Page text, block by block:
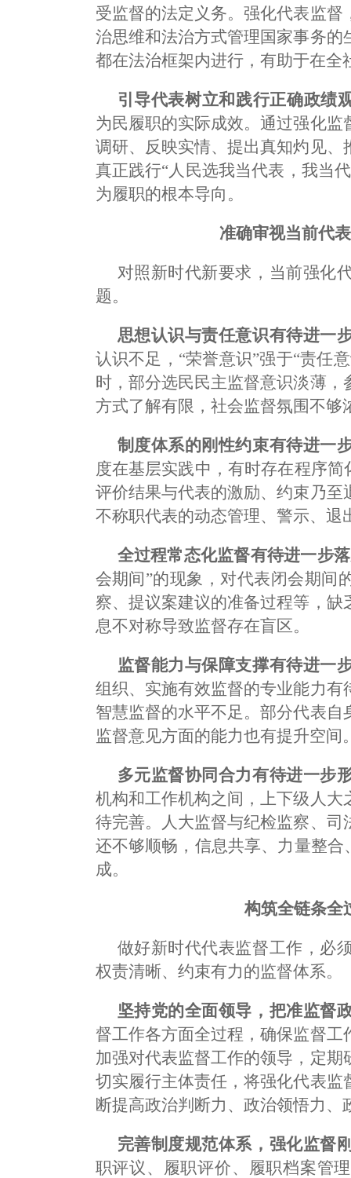
受监督的法定义务。强化代表监
治思维和法治方式管理国家事务
都在法治框架内进行，有助于在
引导代表树立和践行正确政绩
为民履职的实际成效。通过强化
调研、反映实情、提出真知灼见
真正践行“人民选我当代表，我当
为履职的根本导向。
准确审视当前代
对照新时代新要求，当前强化
题。
思想认识与责任意识有待进一
认识不足，“荣誉意识”强于“责任
时，部分选民民主监督意识淡薄
方式了解有限，社会监督氛围不够
制度体系的刚性约束有待进一
度在基层实践中，有时存在程序
评价结果与代表的激励、约束乃
不称职代表的动态管理、警示、退
全过程常态化监督有待进一步
会期间”的现象，对代表闭会期间
察、提议案建议的准备过程等，
息不对称导致监督存在盲区。
监督能力与保障支撑有待进一
组织、实施有效监督的专业能力
智慧监督的水平不足。部分代表
监督意见方面的能力也有提升空间
多元监督协同合力有待进一步
机构和工作机构之间，上下级人
待完善。人大监督与纪检监察、
还不够顺畅，信息共享、力量整
成。
构筑全链条全
做好新时代代表监督工作，必
权责清晰、约束有力的监督体系。
坚持党的全面领导，把准监督
督工作各方面全过程，确保监督
加强对代表监督工作的领导，定
切实履行主体责任，将强化代表
断提高政治判断力、政治领悟力、
完善制度规范体系，强化监督
职评议、履职评价、履职档案管